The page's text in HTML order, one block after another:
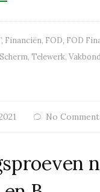
, Financiën, FOD, FOD
Scherm, Telewerk,
No